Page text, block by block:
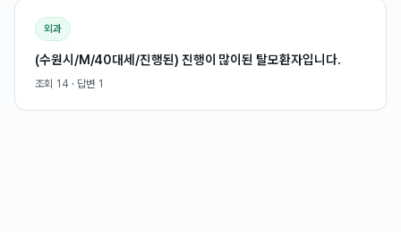
외과
(수원시/M/40대세/진행된) 진행이 많이된 탈모환자입니다.
조회 14 · 답변 1